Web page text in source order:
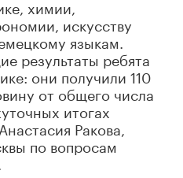
химии,
искусству
языкам.
результаты ребята
они получили 110
от общего числа
итогах
Ракова,
по вопросам